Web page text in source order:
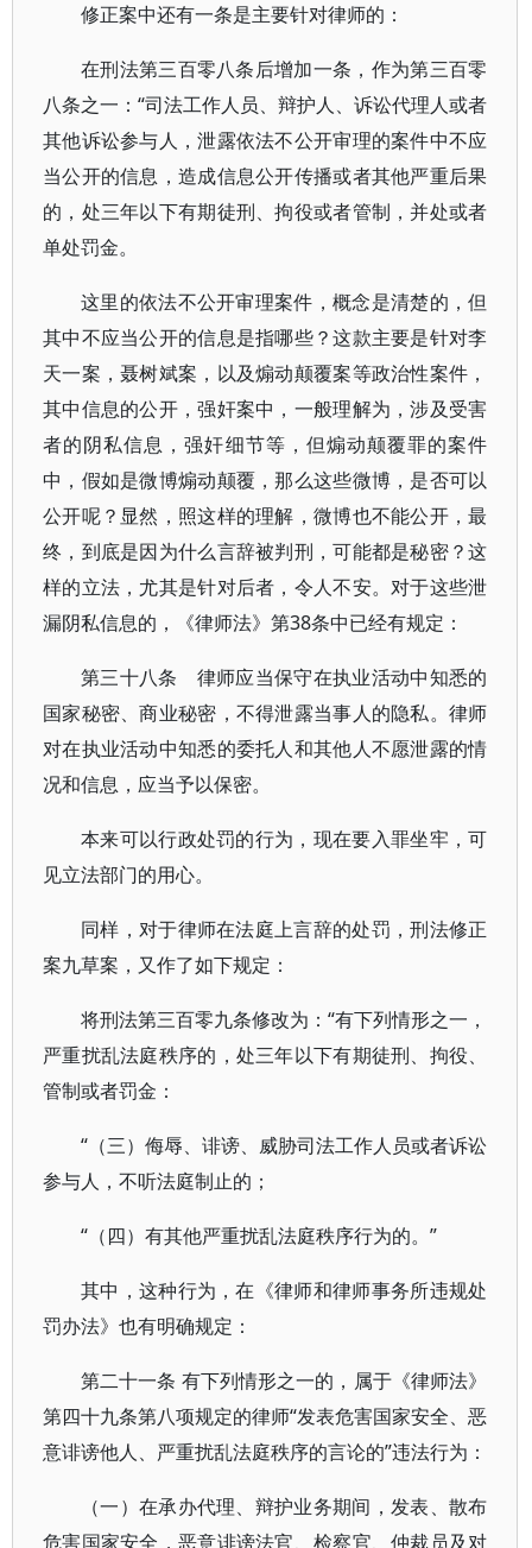
修正案中还有一条是主要针对律师的：
在刑法第三百零八条后增加一条，作为第三百零
八条之一：“司法工作人员、辩护人、诉讼代理人或者
其他诉讼参与人，泄露依法不公开审理的案件中不应
当公开的信息，造成信息公开传播或者其他严重后果
的，处三年以下有期徒刑、拘役或者管制，并处或者
单处罚金。
这里的依法不公开审理案件，概念是清楚的，但
其中不应当公开的信息是指哪些？这款主要是针对李
天一案，聂树斌案，以及煽动颠覆案等政治性案件，
其中信息的公开，强奸案中，一般理解为，涉及受害
者的阴私信息，强奸细节等，但煽动颠覆罪的案件
中，假如是微博煽动颠覆，那么这些微博，是否可以
公开呢？显然，照这样的理解，微博也不能公开，最
终，到底是因为什么言辞被判刑，可能都是秘密？这
样的立法，尤其是针对后者，令人不安。对于这些泄
漏阴私信息的，《律师法》第38条中已经有规定：
第三十八条 律师应当保守在执业活动中知悉的
国家秘密、商业秘密，不得泄露当事人的隐私。律师
对在执业活动中知悉的委托人和其他人不愿泄露的情
况和信息，应当予以保密。
本来可以行政处罚的行为，现在要入罪坐牢，可
见立法部门的用心。
同样，对于律师在法庭上言辞的处罚，刑法修正
案九草案，又作了如下规定：
将刑法第三百零九条修改为：“有下列情形之一，
严重扰乱法庭秩序的，处三年以下有期徒刑、拘役、
管制或者罚金：
“（三）侮辱、诽谤、威胁司法工作人员或者诉讼
参与人，不听法庭制止的；
“（四）有其他严重扰乱法庭秩序行为的。”
其中，这种行为，在《律师和律师事务所违规处
罚办法》也有明确规定：
第二十一条 有下列情形之一的，属于《律师法》
第四十九条第八项规定的律师“发表危害国家安全、恶
意诽谤他人、严重扰乱法庭秩序的言论的”违法行为：
（一）在承办代理、辩护业务期间，发表、散布
危害国家安全，恶意诽谤法官、检察官、仲裁员及对